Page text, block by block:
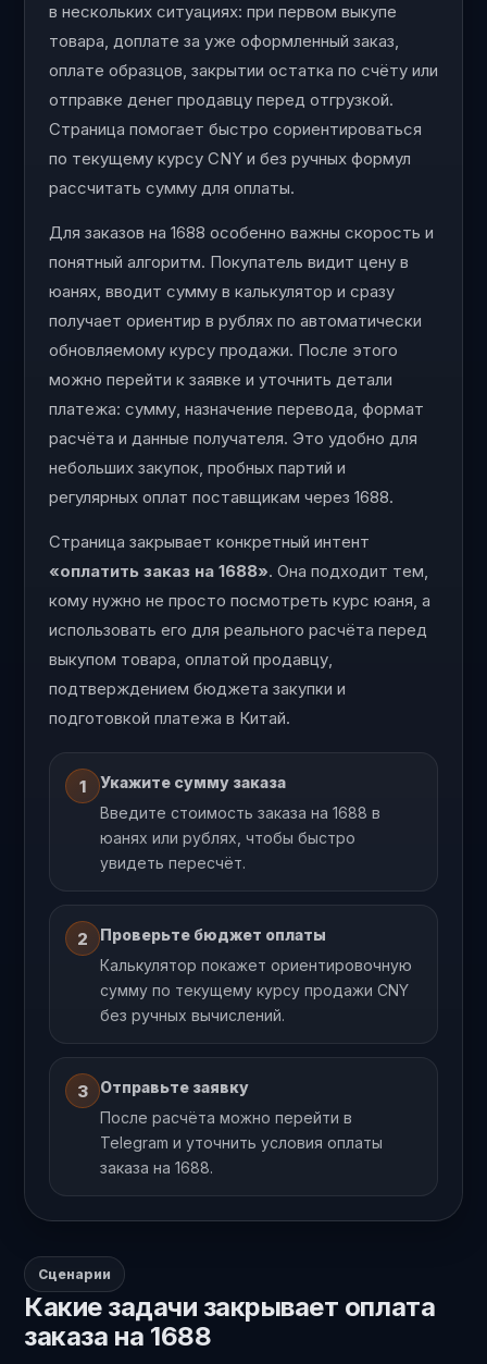
в нескольких ситуациях: при первом выкупе
товара, доплате за уже оформленный заказ,
оплате образцов, закрытии остатка по счёту или
отправке денег продавцу перед отгрузкой.
Страница помогает быстро сориентироваться
по текущему курсу CNY и без ручных формул
рассчитать сумму для оплаты.
Для заказов на 1688 особенно важны скорость и
понятный алгоритм. Покупатель видит цену в
юанях, вводит сумму в калькулятор и сразу
получает ориентир в рублях по автоматически
обновляемому курсу продажи. После этого
можно перейти к заявке и уточнить детали
платежа: сумму, назначение перевода, формат
расчёта и данные получателя. Это удобно для
небольших закупок, пробных партий и
регулярных оплат поставщикам через 1688.
Страница закрывает конкретный интент
«оплатить заказ на 1688». Она подходит тем,
кому нужно не просто посмотреть курс юаня, а
использовать его для реального расчёта перед
выкупом товара, оплатой продавцу,
подтверждением бюджета закупки и
подготовкой платежа в Китай.
1
Укажите сумму заказа
Введите стоимость заказа на 1688 в
юанях или рублях, чтобы быстро
увидеть пересчёт.
2
Проверьте бюджет оплаты
Калькулятор покажет ориентировочную
сумму по текущему курсу продажи CNY
без ручных вычислений.
3
Отправьте заявку
После расчёта можно перейти в
Telegram и уточнить условия оплаты
заказа на 1688.
Сценарии
Какие задачи закрывает оплата
заказа на 1688